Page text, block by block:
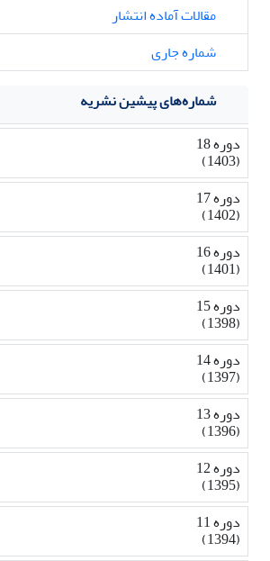
مقالات آماده انتشار
شماره جاری
شماره‌های پیشین نشریه
دوره 18
(1403)
دوره 17
(1402)
دوره 16
(1401)
دوره 15
(1398)
دوره 14
(1397)
دوره 13
(1396)
دوره 12
(1395)
دوره 11
(1394)